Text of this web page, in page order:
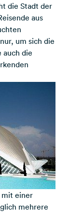
die Stadt der
aus
um sich die
auch die
mit einer
mehrere